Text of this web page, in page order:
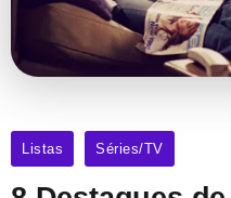
Listas Séries/TV